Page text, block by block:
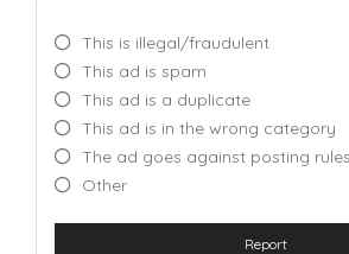
This is illegal/fraudulent
This ad is spam
This ad is a duplicate
This ad is in the wrong category
The ad goes against posting rules
Other
Report